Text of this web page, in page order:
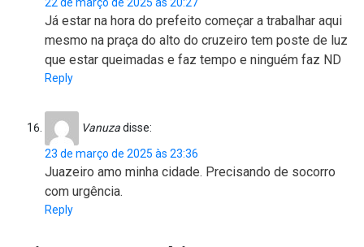
22 de março de 2025 às 20:27
Já estar na hora do prefeito começar a trabalhar aqui
mesmo na praça do alto do cruzeiro tem poste de luz
que estar queimadas e faz tempo e ninguém faz ND
Reply
Vanuzadisse:
23 de março de 2025 às 23:36
Juazeiro amo minha cidade. Precisando de socorro
com urgência.
Reply